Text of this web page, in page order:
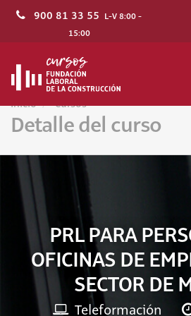
900 81 33 55 L-V 8:00 -
15:00
Inicio Cursos
Detalle del curso
PRL PARA
OFICINAS DE
SECTOR DE
Teleformación